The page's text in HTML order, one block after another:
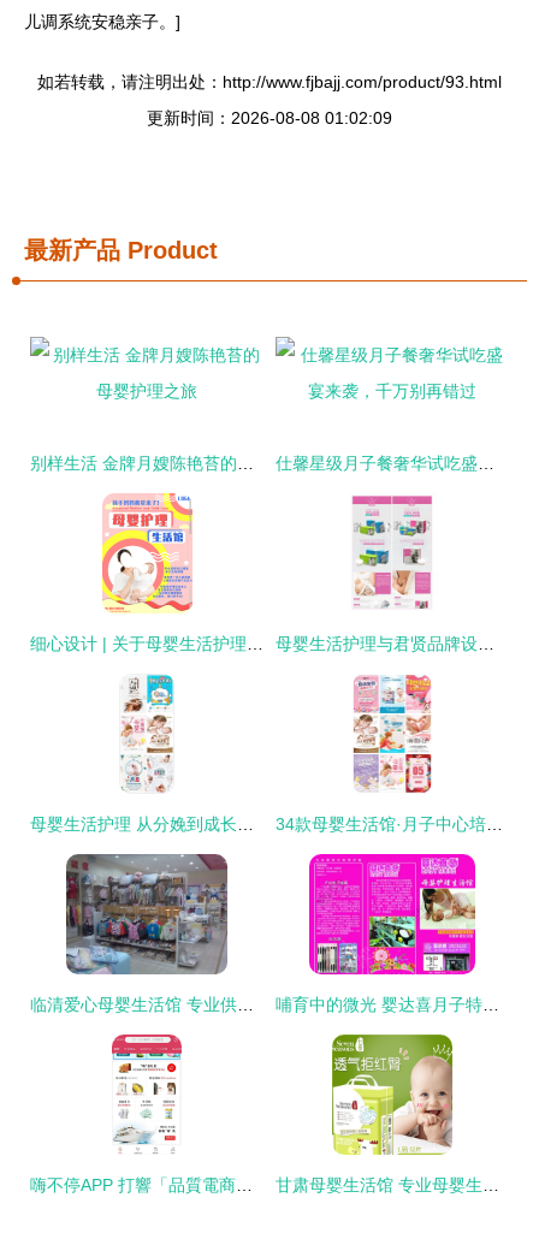
儿调系统安稳亲子。]
如若转载，请注明出处：http://www.fjbajj.com/product/93.html
更新时间：2026-08-08 01:02:09
最新产品 Product
别样生活 金牌月嫂陈艳苔的母婴护理之旅 仕馨星级月子餐奢华试吃盛宴来袭，千万别再错过
细心设计 | 关于母婴生活护理的设计表现力 母婴生活护理与君贤品牌设计 恒安集团的印记与创新
母婴生活护理 从分娩到成长的温柔守护 34款母婴生活馆·月子中心培训PSD海报 开启优质母婴生活护理新模式
临清爱心母婴生活馆 专业供应婴儿服饰与洗护用品，呵护宝宝每一天 哺育中的微光 婴达喜月子特护暖心体验实录
嗨不停APP 打響「品質電商」第一槍 深耕母嬰生活護理領域 甘肃母婴生活馆 专业母婴生活护理新体验